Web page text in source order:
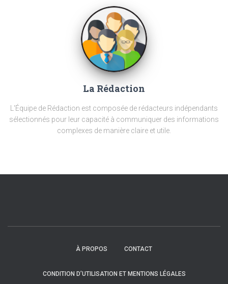
La Rédaction
L'Équipe de Rédaction est composée de rédacteurs indépendants
sélectionnés pour leur capacité à communiquer des informations
complexes de manière claire et utile.
À PROPOS CONTACT
CONDITION D’UTILISATION ET MENTIONS LÉGALES